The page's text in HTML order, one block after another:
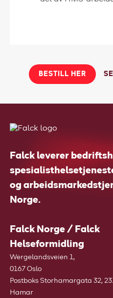
BESTILL HER
Falck leverer
og
Norge.
Falck Norge / Falck
Helseformidling
Wergelandsveien 1,
0167 Oslo
Postboks Storhamargata 32,
Hamar